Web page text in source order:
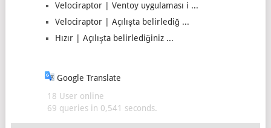
Velociraptor | Ventoy uygulaması i ...
Velociraptor | Açılışta belirlediğ ...
Hızır | Açılışta belirlediğiniz ...
Google Translate
18 User online
69 queries in 0,541 seconds.